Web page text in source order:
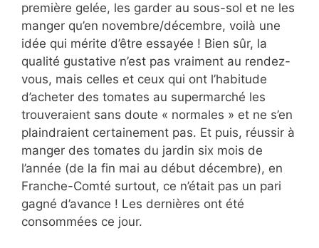
première gelée, les garder au sous-sol et ne les
manger qu’en novembre/décembre, voilà une
idée qui mérite d’être essayée ! Bien sûr, la
qualité gustative n’est pas vraiment au rendez-
vous, mais celles et ceux qui ont l’habitude
d’acheter des tomates au supermarché les
trouveraient sans doute « normales » et ne s’en
plaindraient certainement pas. Et puis, réussir à
manger des tomates du jardin six mois de
l’année (de la fin mai au début décembre), en
Franche-Comté surtout, ce n’était pas un pari
gagné d’avance ! Les dernières ont été
consommées ce jour.